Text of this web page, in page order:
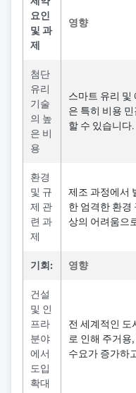
요인
및 과
제
영향
첨단
유리
기술
의 높
은 비
용
스마트 유리 및
은 특히 비용
할 수 있습니다.
환경
및 규
제 관
련 과
제
제조 과정에서
한 엄격한 환경
상의 어려움으
기회: 영향
건설
및 인
프라
분야
에서
도입
확대
전 세계적인 도
로 인해 주거용
수요가 증가하